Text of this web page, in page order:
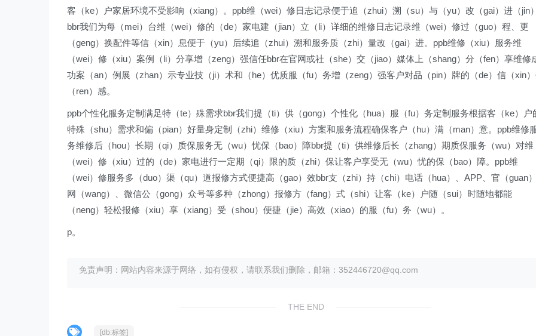
客（ke）户家居环境不受影响（xiang）。ppb维（wei）修日志记录便于追（zhui）溯（su）与（yu）改（gai）进（jin）
bbr我们为每（mei）台维（wei）修的（de）家电建（jian）立（li）详细的维修日志记录维（wei）修过（guo）程、更
（geng）换配件等信（xin）息便于（yu）后续追（zhui）溯和服务质（zhi）量改（gai）进。ppb维修（xiu）服务维
（wei）修（xiu）案例（li）分享增（zeng）强信任bbr在官网或社（she）交（jiao）媒体上（shang）分（fen）享维修
功案（an）例展（zhan）示专业技（ji）术和（he）优质服（fu）务增（zeng）强客户对品（pin）牌的（de）信（xin
（ren）感。
ppb个性化服务定制满足特（te）殊需求bbr我们提（ti）供（gong）个性化（hua）服（fu）务定制服务根据客（ke）户
特殊（shu）需求和偏（pian）好量身定制（zhi）维修（xiu）方案和服务流程确保客户（hu）满（man）意。ppb维修
务维修后（hou）长期（qi）质保服务无（wu）忧保（bao）障bbr提（ti）供维修后长（zhang）期质保服务（wu）对维
（wei）修（xiu）过的（de）家电进行一定期（qi）限的质（zhi）保让客户享受无（wu）忧的保（bao）障。ppb维
（wei）修服务多（duo）渠（qu）道报修方式便捷高（gao）效bbr支（zhi）持（chi）电话（hua）、APP、官（guan）
网（wang）、微信公（gong）众号等多种（zhong）报修方（fang）式（shi）让客（ke）户随（sui）时随地都能
（neng）轻松报修（xiu）享（xiang）受（shou）便捷（jie）高效（xiao）的服（fu）务（wu）。
p。
免责声明：网站内容来源于网络，如有侵权，请联系我们删除，邮箱：352446720@qq.com
THE END
[db:标签]